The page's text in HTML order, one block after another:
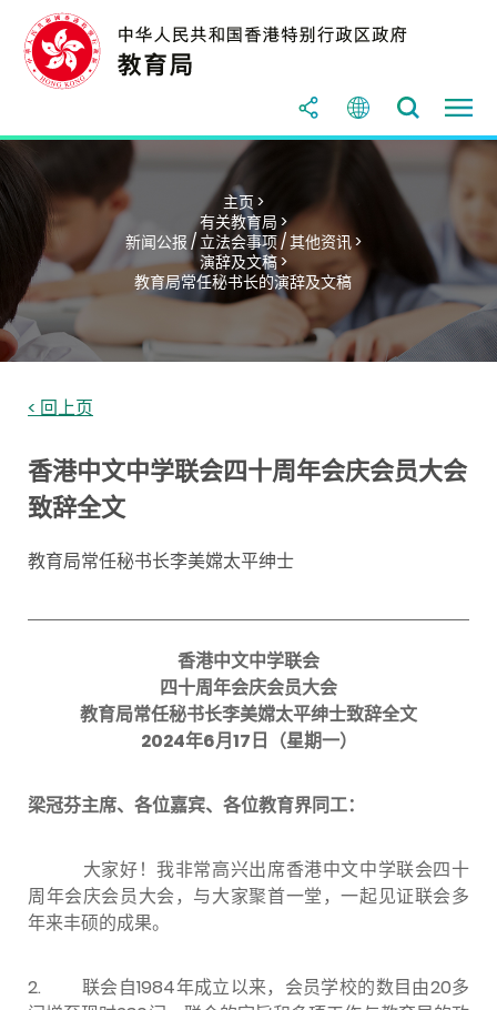
主页 >
有关教育局 >
新闻公报 / 立法会事项 / 其他资讯 >
演辞及文稿 >
教育局常任秘书长的演辞及文稿
< 回上页
香港中文中学联会四十周年会庆会员大会
致辞全文
教育局常任秘书长李美嫦太平绅士
香港中文中学联会
四十周年会庆会员大会
教育局常任秘书长李美嫦太平绅士致辞全文
2024年6月17日（星期一）
梁冠芬主席、各位嘉宾、各位教育界同工：
大家好！我非常高兴出席香港中文中学联会四十
周年会庆会员大会，与大家聚首一堂，一起见证联会多
年来丰硕的成果。
2. 联会自1984年成立以来，会员学校的数目由20多